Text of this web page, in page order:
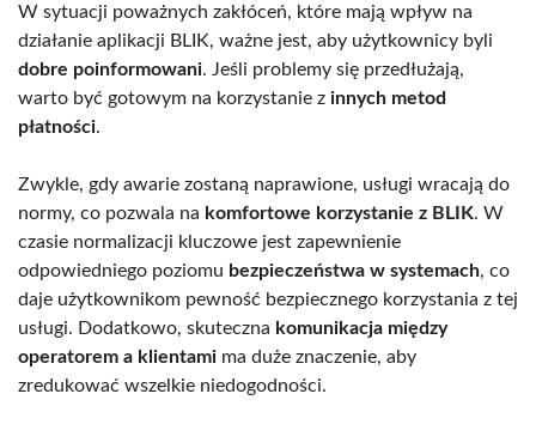
W sytuacji poważnych zakłóceń, które mają wpływ na
działanie aplikacji BLIK, ważne jest, aby użytkownicy byli
dobre poinformowani. Jeśli problemy się przedłużają,
warto być gotowym na korzystanie z innych metod
płatności.
Zwykle, gdy awarie zostaną naprawione, usługi wracają do
normy, co pozwala na komfortowe korzystanie z BLIK. W
czasie normalizacji kluczowe jest zapewnienie
odpowiedniego poziomu bezpieczeństwa w systemach, co
daje użytkownikom pewność bezpiecznego korzystania z tej
usługi. Dodatkowo, skuteczna komunikacja między
operatorem a klientami ma duże znaczenie, aby
zredukować wszelkie niedogodności.